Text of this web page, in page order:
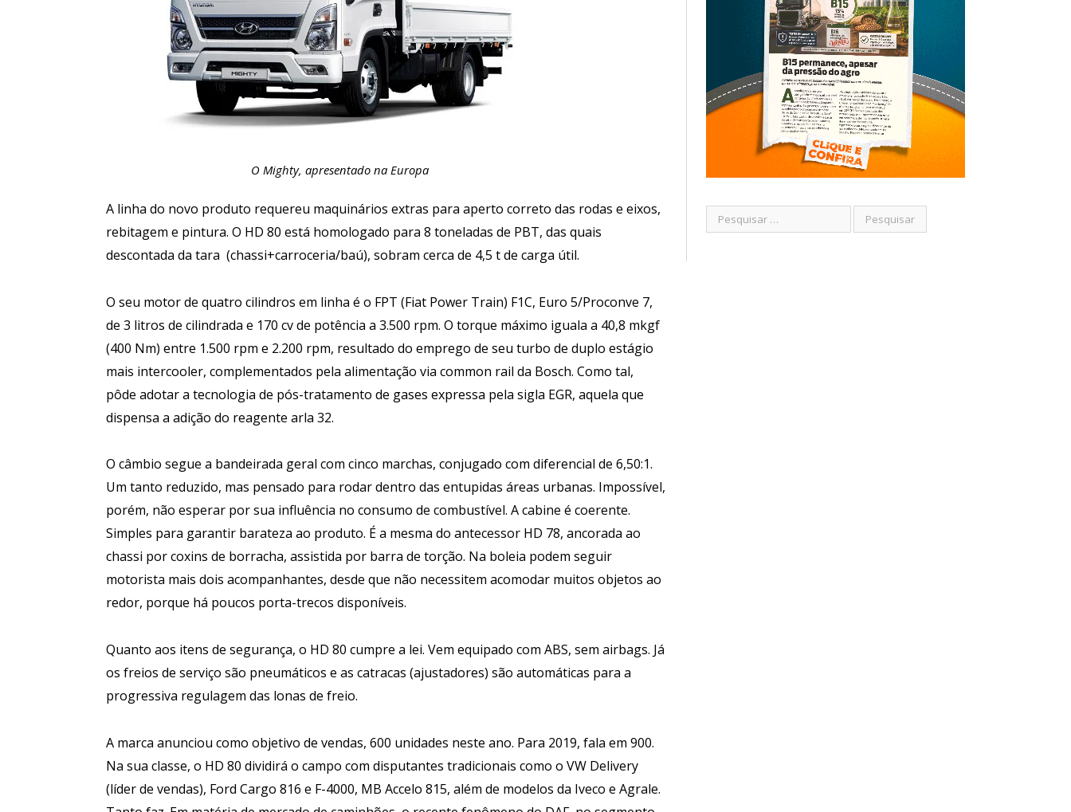
O Mighty, apresentado na Europa
A linha do novo produto requereu maquinários extras para aperto correto das rodas e eixos,
rebitagem e pintura. O HD 80 está homologado para 8 toneladas de PBT, das quais
descontada da tara (chassi+carroceria/baú), sobram cerca de 4,5 t de carga útil.
O seu motor de quatro cilindros em linha é o FPT (Fiat Power Train) F1C, Euro 5/Proconve 7,
de 3 litros de cilindrada e 170 cv de potência a 3.500 rpm. O torque máximo iguala a 40,8 mkgf
(400 Nm) entre 1.500 rpm e 2.200 rpm, resultado do emprego de seu turbo de duplo estágio
mais intercooler, complementados pela alimentação via common rail da Bosch. Como tal,
pôde adotar a tecnologia de pós-tratamento de gases expressa pela sigla EGR, aquela que
dispensa a adição do reagente arla 32.
O câmbio segue a bandeirada geral com cinco marchas, conjugado com diferencial de 6,50:1.
Um tanto reduzido, mas pensado para rodar dentro das entupidas áreas urbanas. Impossível,
porém, não esperar por sua influência no consumo de combustível. A cabine é coerente.
Simples para garantir barateza ao produto. É a mesma do antecessor HD 78, ancorada ao
chassi por coxins de borracha, assistida por barra de torção. Na boleia podem seguir
motorista mais dois acompanhantes, desde que não necessitem acomodar muitos objetos ao
redor, porque há poucos porta-trecos disponíveis.
Quanto aos itens de segurança, o HD 80 cumpre a lei. Vem equipado com ABS, sem airbags. Já
os freios de serviço são pneumáticos e as catracas (ajustadores) são automáticas para a
progressiva regulagem das lonas de freio.
A marca anunciou como objetivo de vendas, 600 unidades neste ano. Para 2019, fala em 900.
Na sua classe, o HD 80 dividirá o campo com disputantes tradicionais como o VW Delivery
(líder de vendas), Ford Cargo 816 e F-4000, MB Accelo 815, além de modelos da Iveco e Agrale.